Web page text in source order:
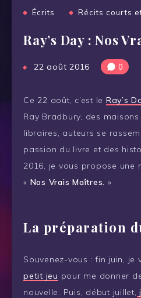
Écrits Récits courts
Ray’s Day : Nos
22 août 2016 0
Ce 22 août, c’est le Ray’s
Ray Bradbury, des maisons
libraires, auteurs se
passion du livre et des
2016, je vous propose une
« Nos Vrais Maîtres. »
La préparation
Souvenez-vous : fin juin, je
petit jeu pour me donner
nouvelle. Puis, début juillet,